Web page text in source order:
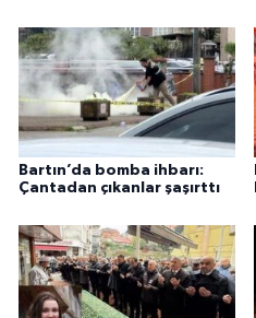
Bartın’da bomba ihbarı:
Çantadan çıkanlar şaşırttı